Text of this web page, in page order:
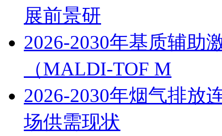
展前景研
2026-2030年基质辅助
（MALDI-TOF M
2026-2030年烟气排放
场供需现状